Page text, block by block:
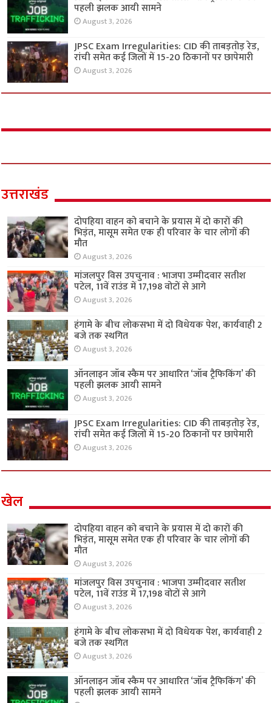
पहली झलक आयी सामने
August 3, 2026
JPSC Exam Irregularities: CID की ताबड़तोड़ रेड,
रांची समेत कई जिलों में 15-20 ठिकानों पर छापेमारी
August 3, 2026
उत्तराखंड
दोपहिया वाहन को बचाने के प्रयास में दो कारों की
भिड़ंत, मासूम समेत एक ही परिवार के चार लोगों की
मौत
August 3, 2026
मांजलपुर विस उपचुनाव : भाजपा उम्मीदवार सतीश
पटेल, 11वें राउंड में 17,198 वोटों से आगे
August 3, 2026
हंगामे के बीच लोकसभा में दो विधेयक पेश, कार्यवाही 2
बजे तक स्थगित
August 3, 2026
ऑनलाइन जॉब स्कैम पर आधारित ‘जॉब ट्रैफिकिंग’ की
पहली झलक आयी सामने
August 3, 2026
JPSC Exam Irregularities: CID की ताबड़तोड़ रेड,
रांची समेत कई जिलों में 15-20 ठिकानों पर छापेमारी
August 3, 2026
खेल
दोपहिया वाहन को बचाने के प्रयास में दो कारों की
भिड़ंत, मासूम समेत एक ही परिवार के चार लोगों की
मौत
August 3, 2026
मांजलपुर विस उपचुनाव : भाजपा उम्मीदवार सतीश
पटेल, 11वें राउंड में 17,198 वोटों से आगे
August 3, 2026
हंगामे के बीच लोकसभा में दो विधेयक पेश, कार्यवाही 2
बजे तक स्थगित
August 3, 2026
ऑनलाइन जॉब स्कैम पर आधारित ‘जॉब ट्रैफिकिंग’ की
पहली झलक आयी सामने